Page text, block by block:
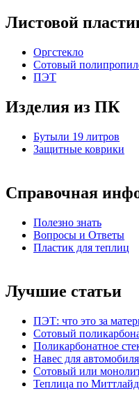
Листовой
Оргстекло
Cотовый
ПЭТ
Изделия из ПК
Бутыли 19 литров
Защитные коврики
Справочная
Полезно знать
Вопросы и Ответы
Пластик для теплиц
Лучшие статьи
ПЭТ: что это за
Сотовый
Поликарбонатное
Навес для автомобиля
Сотовый или
Теплица по